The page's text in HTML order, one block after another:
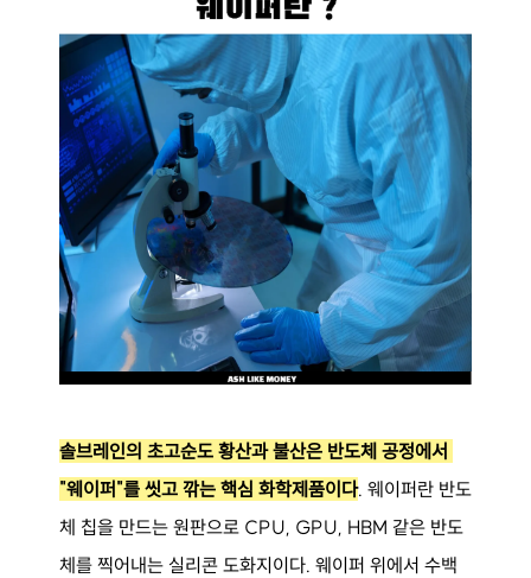
솔브레인의 초고순도 황산과 불산은 반도체 공정에서
"웨이퍼"를 씻고 깎는 핵심 화학제품이다. 웨이퍼란 반도
체 칩을 만드는 원판으로 CPU, GPU, HBM 같은 반도
체를 찍어내는 실리콘 도화지이다. 웨이퍼 위에서 수백